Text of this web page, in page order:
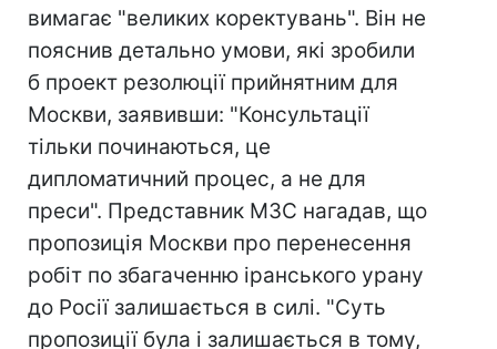
вимагає "великих коректувань". Він не
пояснив детально умови, які зробили
б проект резолюції прийнятним для
Москви, заявивши: "Консультації
тільки починаються, це
дипломатичний процес, а не для
преси". Представник МЗС нагадав, що
пропозиція Москви про перенесення
робіт по збагаченню іранського урану
до Росії залишається в силі. "Суть
пропозиції була і залишається в тому,